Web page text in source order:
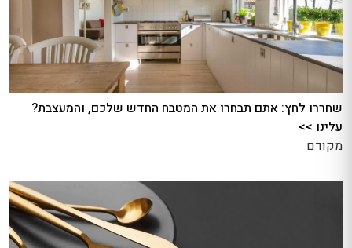
שחררו לחץ: אתם תבחרו את המטבח החדש שלכם, והמעצבת?
עלינו >>
מקודם